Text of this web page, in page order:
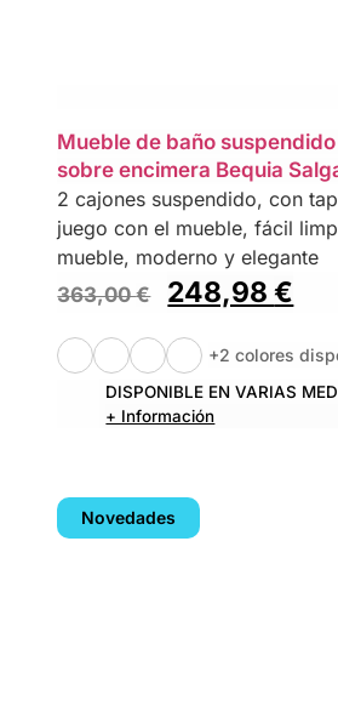
Mueble de baño
sobre encimera Bequia
2 cajones suspendido, con
juego con el mueble, fácil
mueble, moderno y elegante
363,00€ 248,98€
+2 colores
DISPONIBLE EN VARIAS
+ Información
Novedades